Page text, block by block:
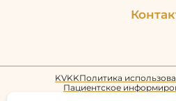
KVKKПолитика
Пациентское